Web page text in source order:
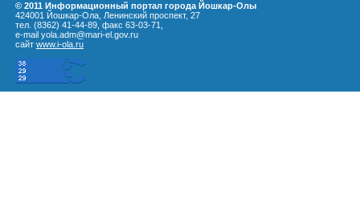
© 2011 Информационный портал города Йошкар-Олы
424001 Йошкар-Ола, Ленинский проспект, 27
тел. (8362) 41-44-89, факс 63-03-71,
e-mail yola.adm@mari-el.gov.ru
сайт www.i-ola.ru